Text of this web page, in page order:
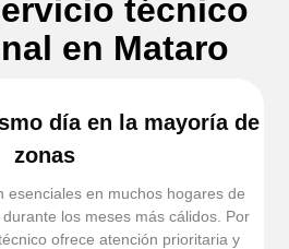
técnico
en Mataro
día en la mayoría de
zonas
esenciales en muchos hogares de
los meses más cálidos. Por
ofrece atención prioritaria y